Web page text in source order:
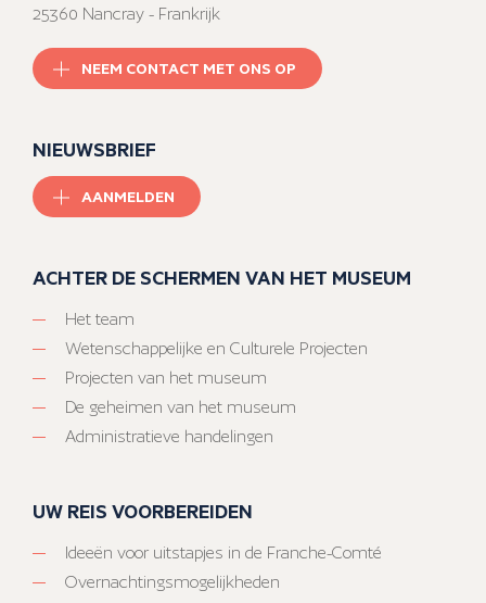
25360 Nancray - Frankrijk
NEEM CONTACT MET ONS OP
NIEUWSBRIEF
AANMELDEN
ACHTER DE SCHERMEN VAN HET MUSEUM
Het team
Wetenschappelijke en Culturele Projecten
Projecten van het museum
De geheimen van het museum
Administratieve handelingen
UW REIS VOORBEREIDEN
Ideeën voor uitstapjes in de Franche-Comté
Overnachtingsmogelijkheden